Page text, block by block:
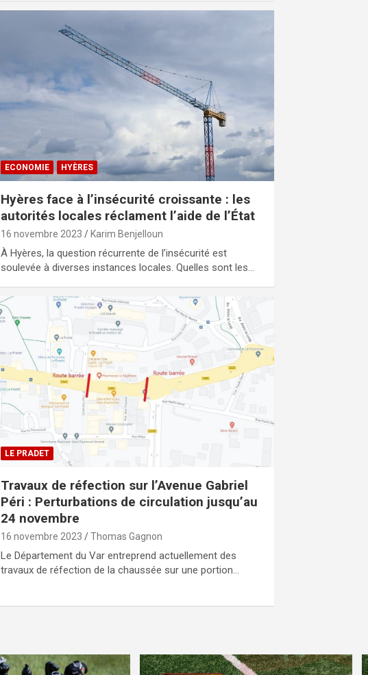
ECONOMIE HYÈRES
Hyères face à l’insécurité croissante : les
autorités locales réclament l’aide de l’État
16 novembre 2023 Karim Benjelloun
À Hyères, la question récurrente de l’insécurité est
soulevée à diverses instances locales. Quelles sont les…
LE PRADET
Travaux de réfection sur l’Avenue Gabriel
Péri : Perturbations de circulation jusqu’au
24 novembre
16 novembre 2023 Thomas Gagnon
Le Département du Var entreprend actuellement des
travaux de réfection de la chaussée sur une portion…